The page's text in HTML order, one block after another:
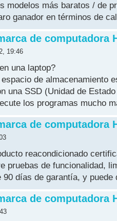
modelos más baratos / de
ganador en términos de
de computadora
19:46
una laptop?
de almacenamiento
una SSD (Unidad de
los programas mucho
de computadora
reacondicionado
pruebas de funcionalidad,
días de garantía, y puede
de computadora